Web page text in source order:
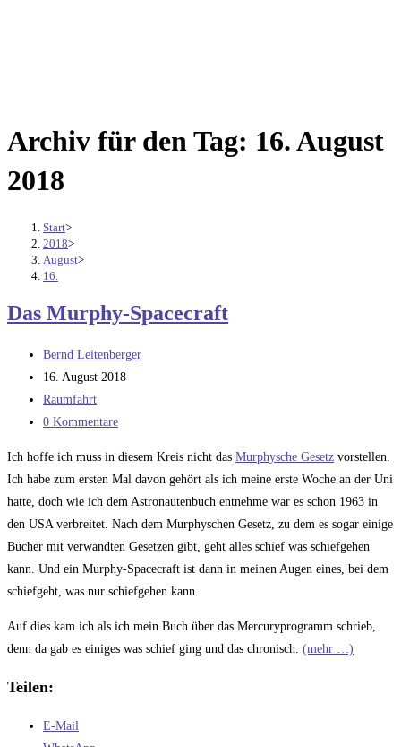
Archiv für den Tag: 16. August
2018
Start>
2018>
August>
16.
Das Murphy-Spacecraft
Beitrags-
Autor:
Bernd Leitenberger
Beitrag
veröffentlicht:
16. August 2018
Beitrags-
Kategorie:
Raumfahrt
Beitrags-
0 Kommentare
Ich hoffe ich muss in diesem Kreis nicht das Murphysche Gesetz vorstellen.
Ich habe zum ersten Mal davon gehört als ich meine erste Woche an der Uni
hatte, doch wie ich dem Astronautenbuch entnehme war es schon 1963 in
den USA verbreitet. Nach dem Murphyschen Gesetz, zu dem es sogar einige
Bücher mit verwandten Gesetzen gibt, geht alles schief was schiefgehen
kann. Und ein Murphy-Spacecraft ist dann in meinen Augen eines, bei dem
schiefgeht, was nur schiefgehen kann.
Auf dies kam ich als ich mein Buch über das Mercuryprogramm schrieb,
denn da gab es einiges was schief ging und das chronisch. (mehr …)
Teilen:
E-Mail